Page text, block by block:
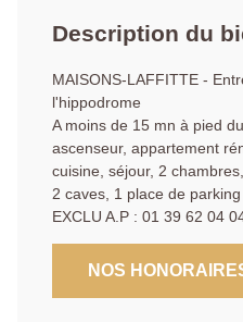
Description du
MAISONS-LAFFITTE -
l'hippodrome
A moins de 15 mn à pied
ascenseur, appartement
cuisine, séjour, 2
2 caves, 1 place de
EXCLU A.P : 01 39 62 04
NOS